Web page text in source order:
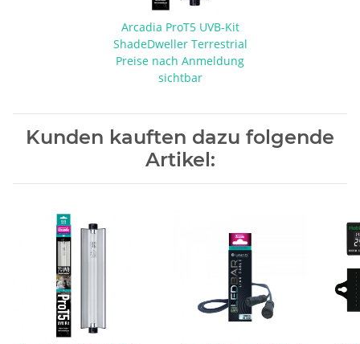
Arcadia ProT5 UVB-Kit
ShadeDweller Terrestrial
Preise nach Anmeldung
sichtbar
Kunden kauften dazu folgende
Artikel: